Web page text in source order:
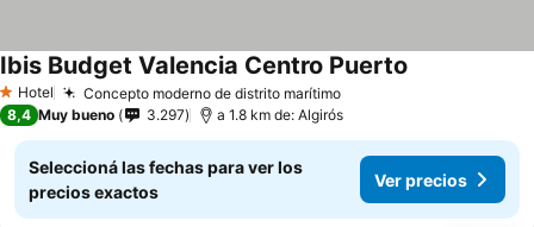
1 Estrellas
Hotel Concepto moderno de distrito marítimoVer precios
Ibis Budget Valencia Centro Puerto
8,4 Muy bueno 3.297 a 1.8 km de: Algirós
Seleccioná las fechas para ver los
precios exactos
Ver precios